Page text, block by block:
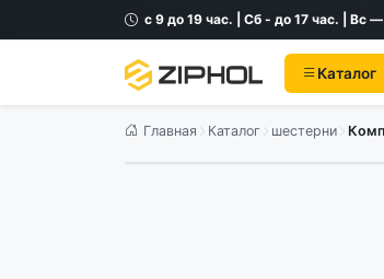
с 9 до 19 час. | Сб - до 17 час. | Вс
Каталог
Главная Каталог шестерни